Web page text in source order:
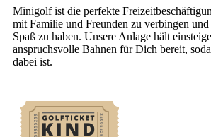
Minigolf ist die perfekte
mit Familie und Freunden zu verbingen
Spaß zu haben. Unsere Anlage hält
anspruchsvolle Bahnen für Dich bereit,
dabei ist.